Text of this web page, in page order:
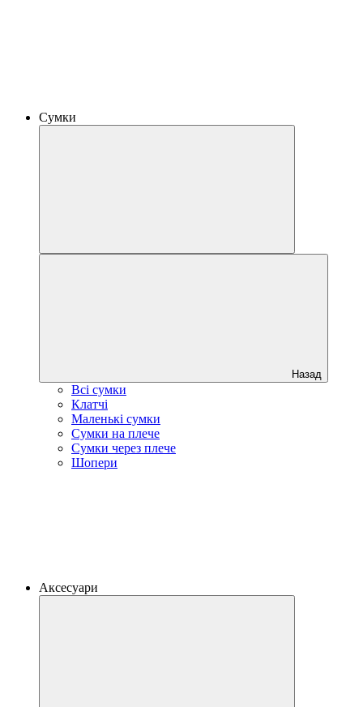
Сумки
Назад
Всі сумки
Клатчі
Маленькі сумки
Сумки на плече
Сумки через плече
Шопери
Аксесуари